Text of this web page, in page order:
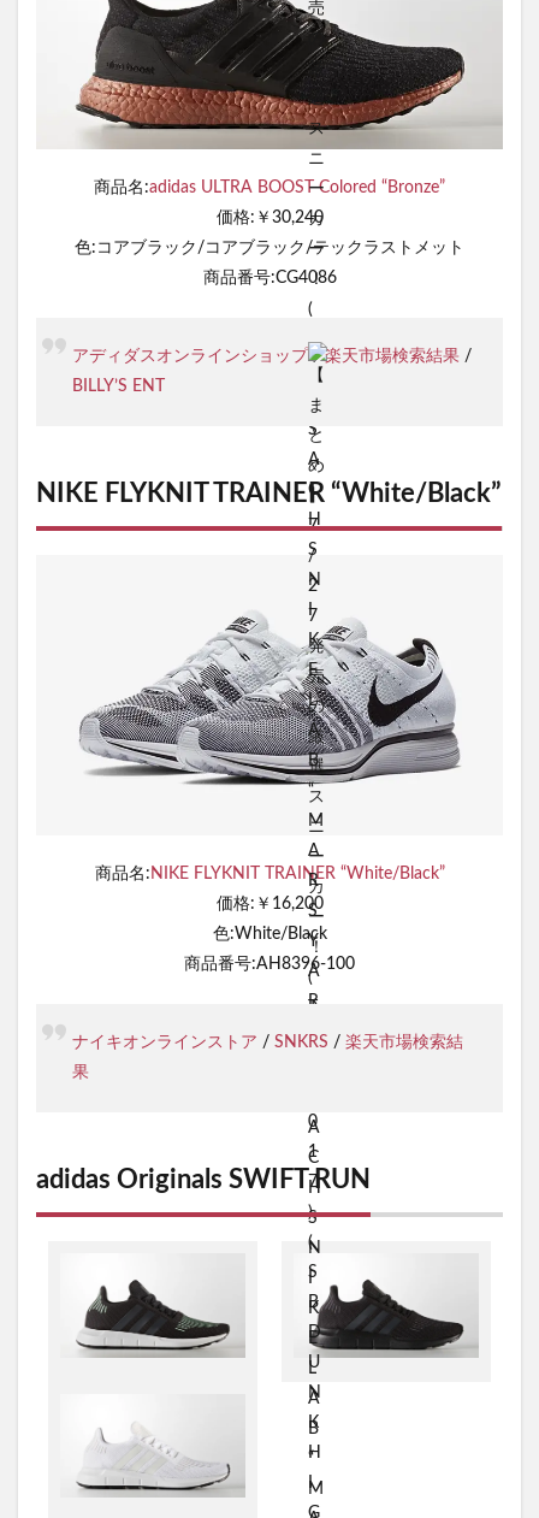
商品名:adidas ULTRA BOOST Colored “Bronze”
価格:￥30,240
色:コアブラック/コアブラック/テックラストメット
商品番号:CG4086
アディダスオンラインショップ /楽天市場検索結果 /
BILLY’S ENT
NIKE FLYKNIT TRAINER “White/Black”
商品名: NIKE FLYKNIT TRAINER “White/Black”
価格:￥16,200
色:White/Black
商品番号:AH8396-100
ナイキオンラインストア / SNKRS / 楽天市場検索結
果
adidas Originals SWIFT RUN